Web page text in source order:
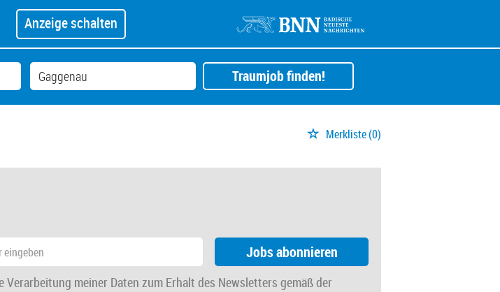
Anzeige schalten
Traumjob finden!
Merkliste(0)
Jobs abonnieren
Verarbeitung meiner Daten zum Erhalt des Newsletters gemäß der